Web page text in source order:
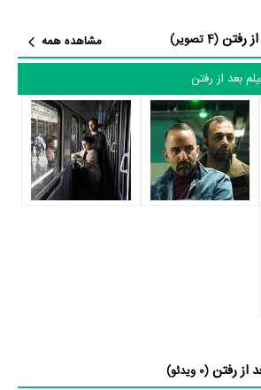
رحیمی‌سام،یسنا میرطهماسب ،روشنک گرامی ،
به ایفای نقش و بازیگری پرداخته‌اند. در فیلم
حدود 10 بازیگر جلوی دوربین رفته‌اند که از نظر تعداد بازیگران
پربازیگر عنوان کرد. از این‌لحاظ کارگردانی فیلم
گرفتن از این تعداد بازیگر و مدیریت آنها کار بسیار
کرد آیارضا نجاتی
به‌عنوان کارگردان و به‌عنوان
بعد از رفتن توانسته‌اند در این زمینه موفق
را نمایش دهند؟
رفتن می‌توان به
از رفتن چقدر اطلاع دارید؟
رفتن(4 تصویر)
مشاهده همه
بعد از رفتن
از رفتن(0 ویدئو)